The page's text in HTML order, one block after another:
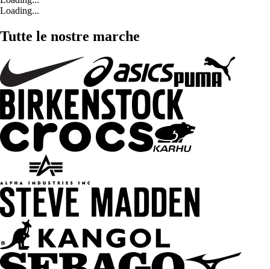
Loading...
Tutte le nostre marche